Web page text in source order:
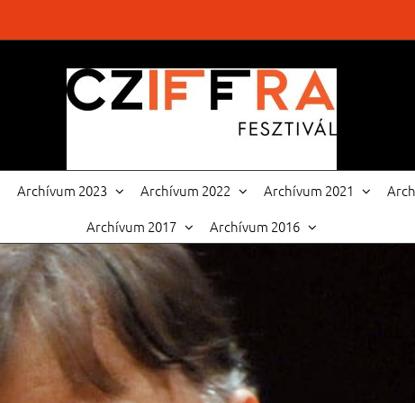
Archívum 2023 Archívum 2022 Archívum 2021
Archívum 2017
Archívum 2016